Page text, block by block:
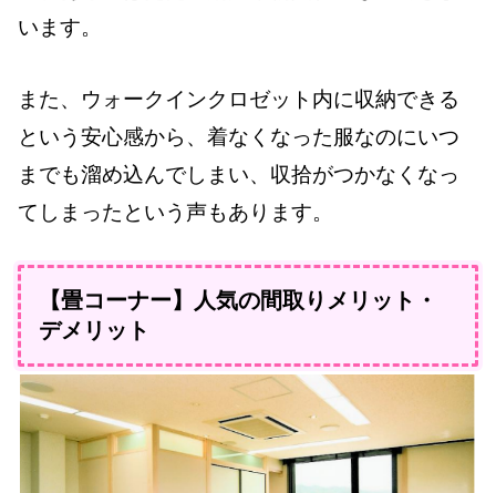
います。
また、ウォークインクロゼット内に収納できる
という安心感から、着なくなった服なのにいつ
までも溜め込んでしまい、収拾がつかなくなっ
てしまったという声もあります。
【畳コーナー】人気の間取りメリット・
デメリット